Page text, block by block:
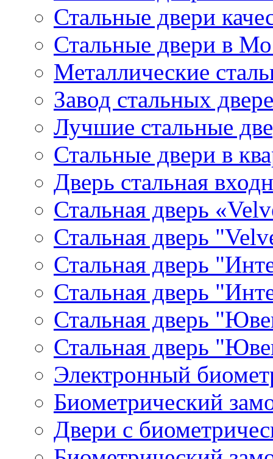
Стальные двери
Стальные двери в
Металлические
Завод стальных
Лучшие стальные
Стальные двери в
Дверь стальная
Стальная дверь
Стальная дверь
Стальная дверь
Стальная дверь
Стальная дверь
Стальная дверь
Электронный
Биометрический
Двери с